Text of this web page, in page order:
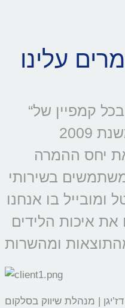
“מוצרי קולמי מוטמעים בכל קמפיין של
סלקום ונטוויז’ן, החל משנת 2009
יחס ההמרה
משתמשים בשירותי
ומובייל בו אנחנו
איכות הלידים
| מנהלת שיווק בסלקום